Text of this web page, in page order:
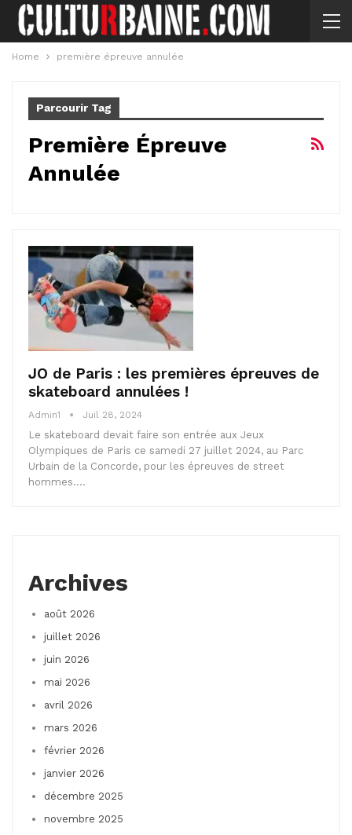
Home première épreuve annulée
Parcourir Tag
Première Épreuve
Annulée
JO de Paris : les premières épreuves de
skateboard annulées !
Admin1 Juil 28, 2024
Le skateboard devait faire son entrée aux Jeux
Olympiques de Paris ce samedi 27 juillet 2024, au Parc
Urbain de la Concorde, pour les épreuves de street
hommes.…
Archives
août 2026
juillet 2026
juin 2026
mai 2026
avril 2026
mars 2026
février 2026
janvier 2026
décembre 2025
novembre 2025